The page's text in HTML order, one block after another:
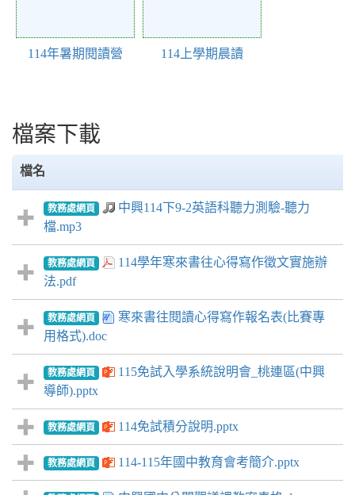
114年暑期閱讀營 114上學期晨讀
檔案下載
檔名
教務處網頁
中興114下9-2英語科聽力測驗-聽力
檔.mp3
教務處網頁
114學年寒來書往心得寫作徵文實施辦
法.pdf
教務處網頁
寒來書往閱讀心得寫作報名表(比賽專
用格式).doc
教務處網頁
115免試入學系統說明會_桃連區(中興
導師).pptx
教務處網頁 114免試積分說明.pptx
教務處網頁 114-115年國中教育會考簡介.pptx